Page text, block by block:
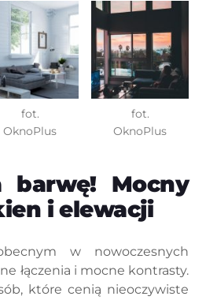
fot.
OknoPlus
fot.
OknoPlus
barwę! Mocny
i elewacji
w nowoczesnych
łączenia i mocne kontrasty.
które cenią nieoczywiste